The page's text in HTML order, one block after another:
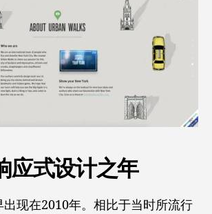
应式设计之年
现在2010年。相比于当时所流行